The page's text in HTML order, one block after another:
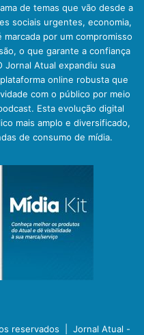
de temas que vão desde a
sociais urgentes, economia,
por um compromisso
o que garante a confiança
Jornal Atual expandiu sua
online robusta que
com o público por meio
Esta evolução digital
mais amplo e diversificado,
de consumo de mídia.
reservados | Jornal Atual -